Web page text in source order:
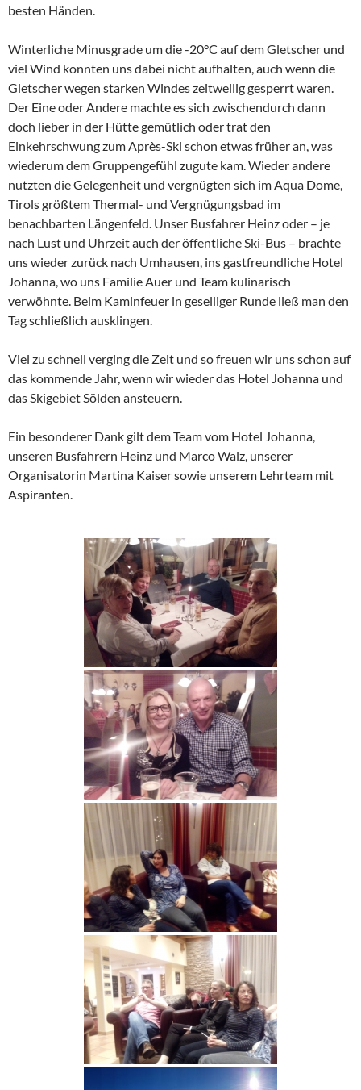
besten Händen.
Winterliche Minusgrade um die -20°C auf dem Gletscher und
viel Wind konnten uns dabei nicht aufhalten, auch wenn die
Gletscher wegen starken Windes zeitweilig gesperrt waren.
Der Eine oder Andere machte es sich zwischendurch dann
doch lieber in der Hütte gemütlich oder trat den
Einkehrschwung zum Après-Ski schon etwas früher an, was
wiederum dem Gruppengefühl zugute kam. Wieder andere
nutzten die Gelegenheit und vergnügten sich im Aqua Dome,
Tirols größtem Thermal- und Vergnügungsbad im
benachbarten Längenfeld. Unser Busfahrer Heinz oder – je
nach Lust und Uhrzeit auch der öffentliche Ski-Bus – brachte
uns wieder zurück nach Umhausen, ins gastfreundliche Hotel
Johanna, wo uns Familie Auer und Team kulinarisch
verwöhnte. Beim Kaminfeuer in geselliger Runde ließ man den
Tag schließlich ausklingen.
Viel zu schnell verging die Zeit und so freuen wir uns schon auf
das kommende Jahr, wenn wir wieder das Hotel Johanna und
das Skigebiet Sölden ansteuern.
Ein besonderer Dank gilt dem Team vom Hotel Johanna,
unseren Busfahrern Heinz und Marco Walz, unserer
Organisatorin Martina Kaiser sowie unserem Lehrteam mit
Aspiranten.